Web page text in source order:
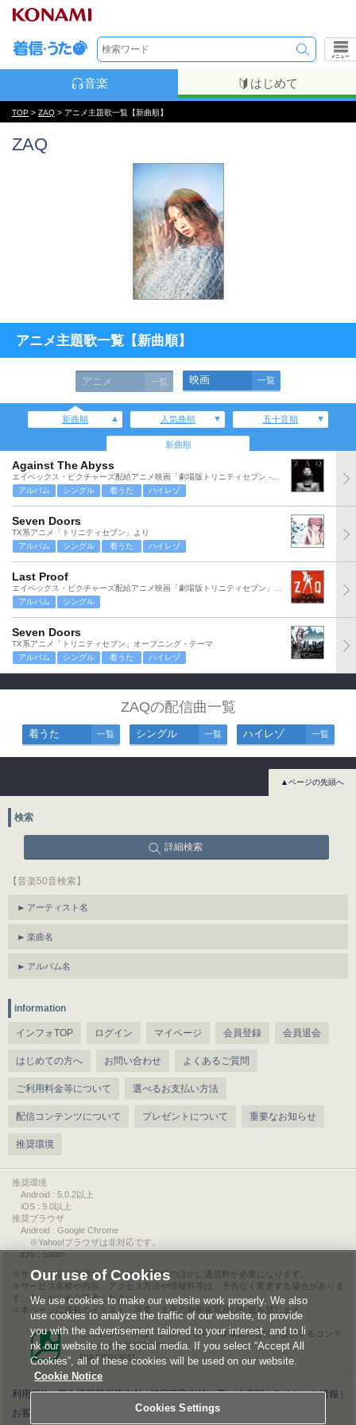
メニュー
音楽 はじめて
TOP > ZAQ > アニメ主題歌一覧【新曲順】
ZAQ
アニメ主題歌一覧【新曲順】
アニメ 一覧 映画 一覧
新曲順 人気曲順 五十音順
新曲順
Against The Abyss
エイベックス・ピクチャーズ配給アニメ映画「劇場版トリニティセブン -天空図書館と真紅の魔王-」主題歌
アルバム
シングル 着うた ハイレゾ
Seven Doors
TX系アニメ「トリニティセブン」より
アルバム
シングル 着うた ハイレゾ
Last Proof
エイベックス・ピクチャーズ配給アニメ映画「劇場版トリニティセブン」主題歌
アルバム
シングル
Seven Doors
TX系アニメ「トリニティセブン」オープニング・テーマ
アルバム
シングル 着うた ハイレゾ
ZAQの配信曲一覧
着うた 一覧 シングル 一覧 ハイレゾ 一覧
▲ページの先頭へ
検索
詳細検索
【音楽50音検索】
アーティスト名
楽曲名
アルバム名
information
インフォTOP ログイン マイページ 会員登録 会員退会
はじめての方へ お問い合わせ よくあるご質問
ご利用料金等について 選べるお支払い方法
配信コンテンツについて プレゼントについて 重要なお知らせ
推奨環境
推奨環境
Android : 5.0.2以上
iOS : 9.0以上
推奨ブラウザ
Android : Google Chrome
※Yahoo!ブラウザは非対応です。
iOS : Safari
サービスをご利用されるには、情報料のほかに通信料が必要になります。
サービス名称や内容、アクセス方法や情報料等は、予告なく変更する場合がありま
す。あらかじめご了承ください。
本ページに掲載のイラスト・写真・文章の無断複写及び転載を禁じます。
このエルマークは、レコード会社・映像製作会社が提供するコンテ
ンツを示す登録商標です。
RIAJ00013011
利用規約|個人情報等保護方針|特定商取引法に基づく表記|ライセンス情報
お客様情報の外部送信について|Cookies Settings
Our use of Cookies
We use cookies to make our website work properly. We also
use cookies to analyze the traffic of our website, to provide
you with the advertisement tailored to your interest, and to li
nk our website to the social media. If you select “Accept All
Cookies”, all of these cookies will be used on our website.
Cookie Notice
Cookies Settings